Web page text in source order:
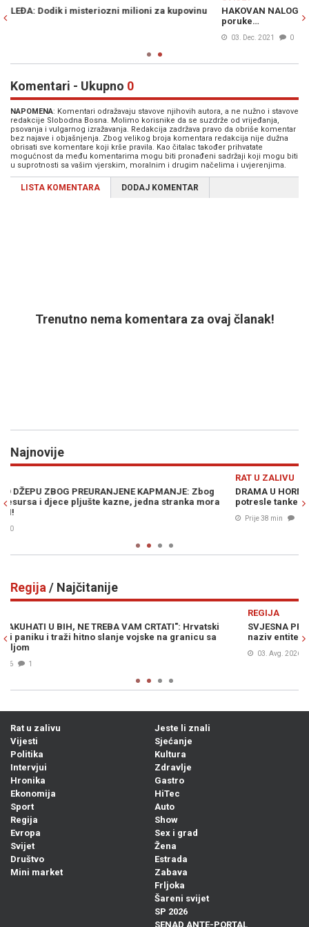
HAKOVAN NALOG AMBASADE PAKISTANA U SRBIJI: Poslate važne
Komentari - Ukupno 0
NAPOMENA: Komentari odražavaju stavove njihovih autora, a ne nužno i stavove
redakcije Slobodna Bosna. Molimo korisnike da se suzdrže od vrijeđanja,
psovanja i vulgarnog izražavanja. Redakcija zadržava pravo da obriše komentar
bez najave i objašnjenja. Zbog velikog broja komentara redakcija nije dužna
obrisati sve komentare koji krše pravila. Kao čitalac također prihvatate
mogućnost da među komentarima mogu biti pronađeni sadržaji koji mogu biti
u suprotnosti sa vašim vjerskim, moralnim i drugim načelima i uvjerenjima.
LISTA KOMENTARA DODAJ KOMENTAR
Trenutno nema komentara za ovaj članak!
Najnovije
DRAMA U HORMUŠKOM MOREUZU: Dvije snažne eksplozije
potresle tanker uz obalu Omana, pomorske službe na nogama!
Regija / Najčitanije
SVJESNA PROVOKACIJA PREDSJEDNIKA SRBIJE: Vučić promašio
naziv entiteta, a ime države prešutio (VIDEO)
Rat u zalivu
Vijesti
Politika
Intervjui
Hronika
Ekonomija
Sport
Regija
Evropa
Svijet
Društvo
Mini market
Jeste li znali
Sjećanje
Kultura
Zdravlje
Gastro
HiTec
Auto
Show
Sex i grad
Žena
Estrada
Zabava
Frljoka
Šareni svijet
SP 2026
SENAD ANTE-PORTAL